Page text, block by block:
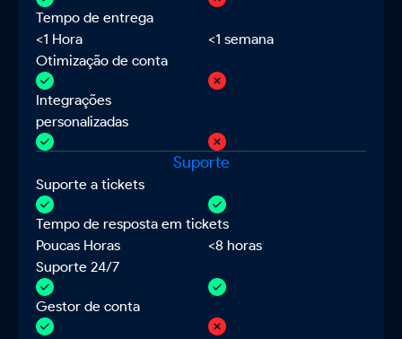
Tempo de entrega
<1 Hora
<1 semana
Otimização de conta
Integrações
personalizadas
Suporte
Suporte a tickets
Tempo de resposta em tickets
Poucas Horas
<8 horas
Suporte 24/7
Gestor de conta